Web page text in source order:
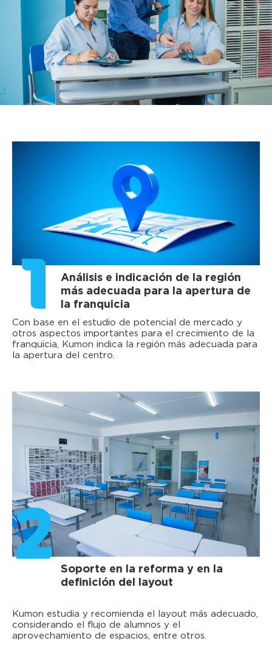
1
Análisis e indicación de la región
más adecuada para la apertura de
la franquicia
Con base en el estudio de potencial de mercado y
otros aspectos importantes para el crecimiento de la
franquicia, Kumon indica la región más adecuada para
la apertura del centro.
2
Soporte en la reforma y en la
definición del layout
Kumon estudia y recomienda el layout más adecuado,
considerando el flujo de alumnos y el
aprovechamiento de espacios, entre otros.